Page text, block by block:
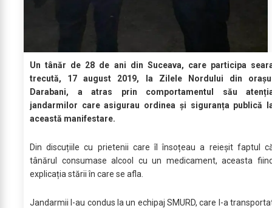
Un tânăr de 28 de ani din Suceava, care participa
trecută, 17 august 2019, la Zilele Nordului din
Darabani, a atras prin comportamentul său
jandarmilor care asigurau ordinea și siguranța publică
această manifestare.
Din discuțiile cu prietenii care îl însoțeau a reieșit faptul
tânărul consumase alcool cu un medicament, aceasta
explicația stării în care se afla.
Jandarmii l-au condus la un echipaj SMURD, care l-a